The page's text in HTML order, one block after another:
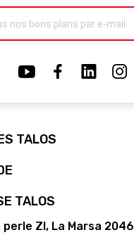
TALOS
TALOS
perle ZI, La Marsa 2046